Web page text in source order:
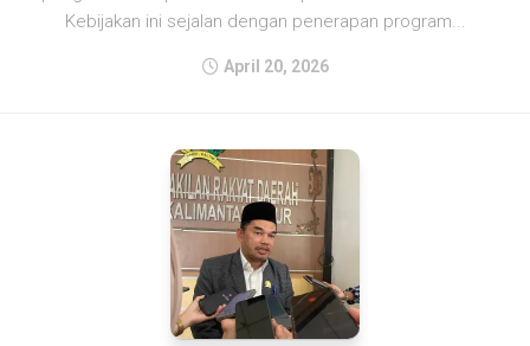
Kebijakan ini sejalan dengan penerapan program...
April 20, 2026